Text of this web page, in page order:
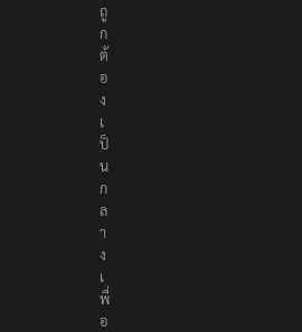
ถู
ก
ต้
อ
ง
เ
ป็
น
ก
ล
า
ง
เ
พื่
อ